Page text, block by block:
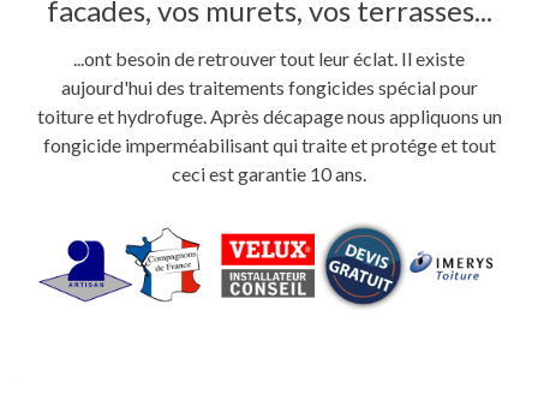
facades, vos murets, vos terrasses...
...ont besoin de retrouver tout leur éclat. Il existe
aujourd'hui des traitements fongicides spécial pour
toiture et hydrofuge. Après décapage nous appliquons un
fongicide imperméabilisant qui traite et protége et tout
ceci est garantie 10 ans.